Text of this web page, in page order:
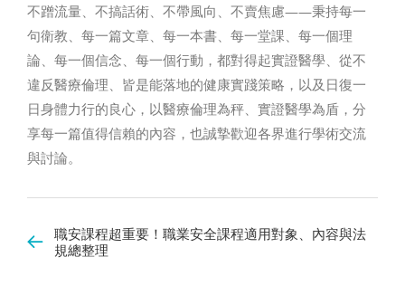
不蹭流量、不搞話術、不帶風向、不賣焦慮——秉持每一
句衛教、每一篇文章、每一本書、每一堂課、每一個理
論、每一個信念、每一個行動，都對得起實證醫學、從不
違反醫療倫理、皆是能落地的健康實踐策略，以及日復一
日身體力行的良心，以醫療倫理為秤、實證醫學為盾，分
享每一篇值得信賴的內容，也誠摯歡迎各界進行學術交流
與討論。
職安課程超重要！職業安全課程適用對象、內容與法
規總整理